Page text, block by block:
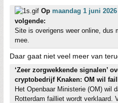
Op maandag 1 juni 2026
volgende:
Site is overigens weer online, dus
mee.
Daar gaat niet veel meer van
‘Zeer zorgwekkende signalen’
cryptobedrijf Knaken: OM wil
Het Openbaar Ministerie (OM) wil
Rotterdam failliet wordt verklaard.